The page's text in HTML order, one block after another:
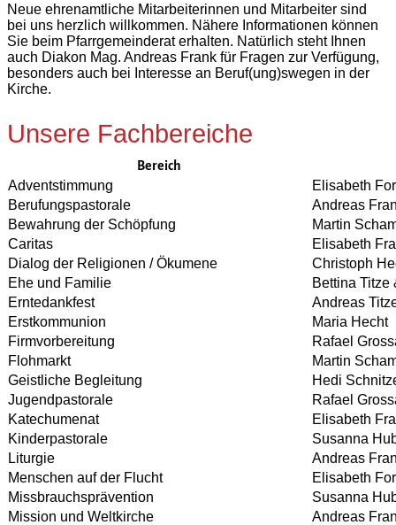
Neue ehrenamtliche Mitarbeiterinnen und Mitarbeiter sind
bei uns herzlich willkommen. Nähere Informationen können
Sie beim Pfarrgemeinderat erhalten. Natürlich steht Ihnen
auch Diakon Mag. Andreas Frank für Fragen zur Verfügung,
besonders auch bei Interesse an Beruf(ung)swegen in der
Kirche.
Unsere Fachbereiche
Bereich
Adventstimmung
Elisabeth
Berufungspastorale
Andreas
Bewahrung der Schöpfung
Martin
Caritas
Elisabeth
Dialog der Religionen / Ökumene
Christoph
Ehe und Familie
Bettina Titze
Erntedankfest
Andreas
Erstkommunion
Maria Hecht
Firmvorbereitung
Rafael
Flohmarkt
Martin
Geistliche Begleitung
Hedi
Jugendpastorale
Rafael
Katechumenat
Elisabeth
Kinderpastorale
Susanna
Liturgie
Andreas
Menschen auf der Flucht
Elisabeth
Missbrauchsprävention
Susanna
Mission und Weltkirche
Andreas